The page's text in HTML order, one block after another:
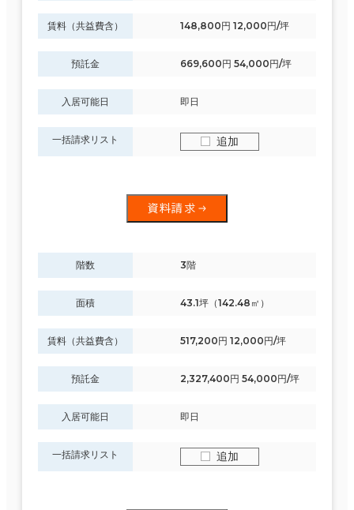
賃料（共益費含） 148,800円 12,000円/坪
預託金 669,600円 54,000円/坪
入居可能日 即日
一括請求リスト 追加
資料請求
階数 3階
面積 43.1坪（142.48㎡）
賃料（共益費含） 517,200円 12,000円/坪
預託金 2,327,400円 54,000円/坪
入居可能日 即日
一括請求リスト 追加